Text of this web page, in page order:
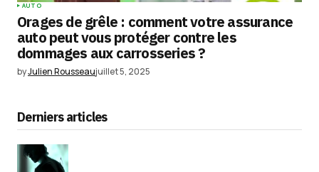
AUTO
Orages de grêle : comment votre assurance
auto peut vous protéger contre les
dommages aux carrosseries ?
byJulien Rousseaujuillet 5, 2025
Derniers articles